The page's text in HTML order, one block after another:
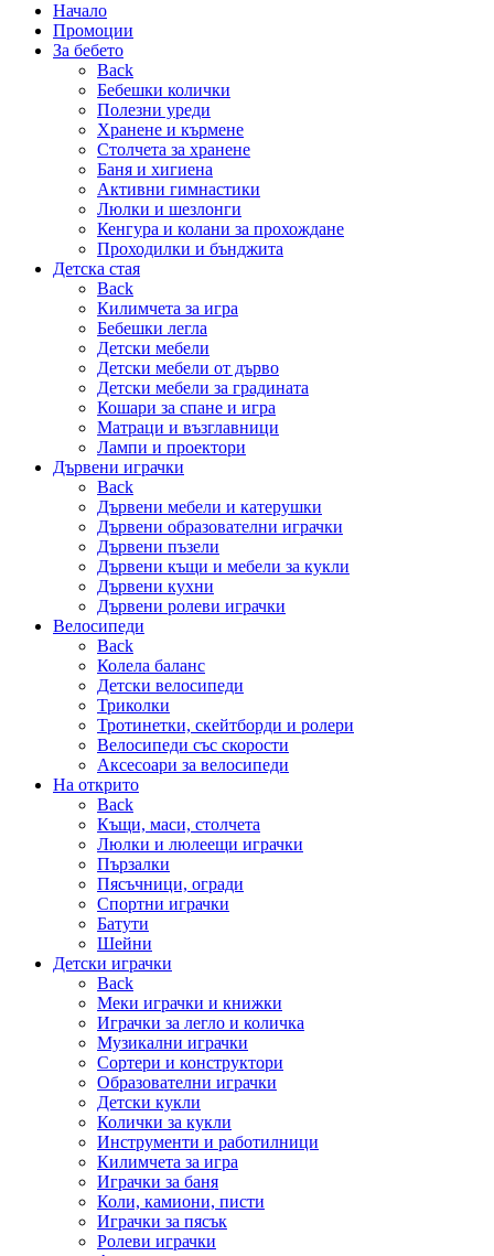
Начало
Промоции
За бебето
Back
Бебешки колички
Полезни уреди
Хранене и кърмене
Столчета за хранене
Баня и хигиена
Активни гимнастики
Люлки и шезлонги
Кенгура и колани за прохождане
Проходилки и бънджита
Детска стая
Back
Килимчета за игра
Бебешки легла
Детски мебели
Детски мебели от дърво
Детски мебели за градината
Кошари за спане и игра
Матраци и възглавници
Лампи и проектори
Дървени играчки
Back
Дървени мебели и катерушки
Дървени образователни играчки
Дървени пъзели
Дървени къщи и мебели за кукли
Дървени кухни
Дървени ролеви играчки
Велосипеди
Back
Колела баланс
Детски велосипеди
Триколки
Тротинетки, скейтборди и ролери
Велосипеди със скорости
Аксесоари за велосипеди
На открито
Back
Къщи, маси, столчета
Люлки и люлеещи играчки
Пързалки
Пясъчници, огради
Спортни играчки
Батути
Шейни
Детски играчки
Back
Меки играчки и книжки
Играчки за легло и количка
Музикални играчки
Сортери и конструктори
Образователни играчки
Детски кукли
Колички за кукли
Инструменти и работилници
Килимчета за игра
Играчки за баня
Коли, камиони, писти
Играчки за пясък
Ролеви играчки